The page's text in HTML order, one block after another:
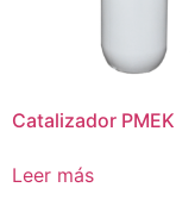
Catalizador PMEK
Leer más